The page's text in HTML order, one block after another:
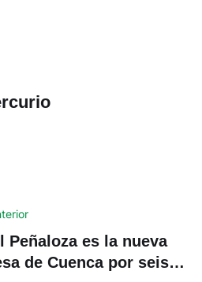
Peñaloza es la nueva
de Cuenca por seis